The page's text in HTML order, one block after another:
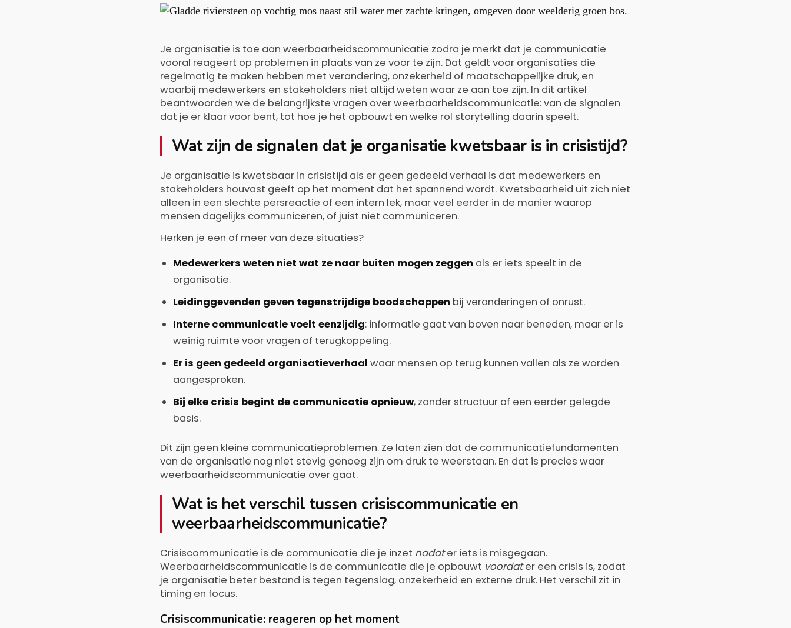
o
Je organisatie is toe aan weerbaarheidscommunicatie zodra je merkt dat je communicatie
vooral reageert op problemen in plaats van ze voor te zijn. Dat geldt voor organisaties die
regelmatig te maken hebben met verandering, onzekerheid of maatschappelijke druk, en
waarbij medewerkers en stakeholders niet altijd weten waar ze aan toe zijn. In dit artikel
beantwoorden we de belangrijkste vragen over weerbaarheidscommunicatie: van de signalen
dat je er klaar voor bent, tot hoe je het opbouwt en welke rol storytelling daarin speelt.
Wat zijn de signalen dat je organisatie kwetsbaar is in crisistijd?
Je organisatie is kwetsbaar in crisistijd als er geen gedeeld verhaal is dat medewerkers en
stakeholders houvast geeft op het moment dat het spannend wordt. Kwetsbaarheid uit zich niet
alleen in een slechte persreactie of een intern lek, maar veel eerder in de manier waarop
mensen dagelijks communiceren, of juist niet communiceren.
Herken je een of meer van deze situaties?
Medewerkers weten niet wat ze naar buiten mogen zeggen als er iets speelt in de
organisatie.
Leidinggevenden geven tegenstrijdige boodschappen bij veranderingen of onrust.
Interne communicatie voelt eenzijdig: informatie gaat van boven naar beneden, maar er is
weinig ruimte voor vragen of terugkoppeling.
Er is geen gedeeld organisatieverhaal waar mensen op terug kunnen vallen als ze worden
aangesproken.
Bij elke crisis begint de communicatie opnieuw, zonder structuur of een eerder gelegde
basis.
Dit zijn geen kleine communicatieproblemen. Ze laten zien dat de communicatiefundamenten
van de organisatie nog niet stevig genoeg zijn om druk te weerstaan. En dat is precies waar
weerbaarheidscommunicatie over gaat.
Wat is het verschil tussen crisiscommunicatie en
weerbaarheidscommunicatie?
Crisiscommunicatie is de communicatie die je inzet nadater iets is misgegaan.
Weerbaarheidscommunicatie is de communicatie die je opbouwt voordater een crisis is, zodat
je organisatie beter bestand is tegen tegenslag, onzekerheid en externe druk. Het verschil zit in
timing en focus.
Crisiscommunicatie: reageren op het moment